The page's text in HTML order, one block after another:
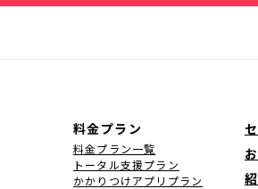
料金プラン
料金プラン一覧
トータル支援プラン
かかりつけアプリプラン